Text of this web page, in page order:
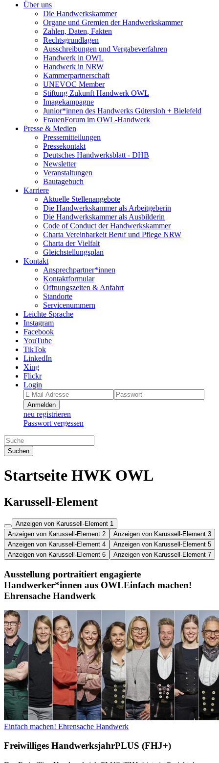
Über uns
Die Handwerkskammer
Organe und Gremien der Handwerkskammer
Zahlen, Daten, Fakten
Rechtsgrundlagen
Ausschreibungen und Vergabeverfahren
Handwerk in OWL
Handwerk in NRW
Kammerpartnerschaft
UNEVOC Member
Stiftung Zukunft Handwerk OWL
Imagekampagne
Junior*innen des Handwerks Gütersloh + Bielefeld
FrauenForum im OWL-Handwerk
Presse & Medien
Pressemitteilungen
Pressekontakt
Deutsches Handwerksblatt - DHB
Newsletter
Veranstaltungen
Bautagebuch
Karriere
Aktuelle Stellenangebote
Die Handwerkskammer als Arbeitgeberin
Die Handwerkskammer als Ausbilderin
Code of Conduct der Handwerkskammer
Charta Vereinbarkeit Beruf und Pflege NRW
Charta der Vielfalt
Gleichstellungsplan
Kontakt
Ansprechpartner*innen
Kontaktformular
Öffnungszeiten & Anfahrt
Standorte
Servicenummern
Leichte Sprache
Instagram
Facebook
YouTube
TikTok
LinkedIn
Xing
Flickr
Login
Anmelden
neu registrieren
Passwort vergessen
Suchen
Startseite HWK OWL
Karussell-Element
Anzeigen von Karussell-Element 1
Anzeigen von Karussell-Element 2
Anzeigen von Karussell-Element 3
Anzeigen von Karussell-Element 4
Anzeigen von Karussell-Element 5
Anzeigen von Karussell-Element 6
Anzeigen von Karussell-Element 7
Ausstellung portraitiert engagierte
Handwerker*innen aus OWLEinfach machen!
Ehrensache Handwerk
Einfach machen! Ehrensache Handwerk
Freiwilliges HandwerksjahrPLUS (FHJ+)